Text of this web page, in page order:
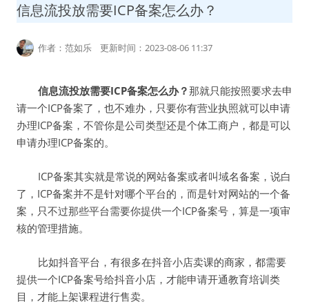
信息流投放需要ICP备案怎么办？
作者：范如乐 更新时间：2023-08-06 11:37
信息流投放需要ICP备案怎么办？那就只能按照要求去申
请一个ICP备案了，也不难办，只要你有营业执照就可以申请
办理ICP备案，不管你是公司类型还是个体工商户，都是可以
申请办理ICP备案的。
ICP备案其实就是常说的网站备案或者叫域名备案，说白
了，ICP备案并不是针对哪个平台的，而是针对网站的一个备
案，只不过那些平台需要你提供一个ICP备案号，算是一项审
核的管理措施。
比如抖音平台，有很多在抖音小店卖课的商家，都需要
提供一个ICP备案号给抖音小店，才能申请开通教育培训类
目，才能上架课程进行售卖。